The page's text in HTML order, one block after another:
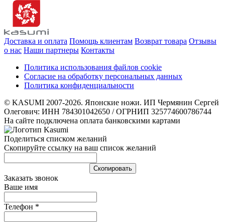
Доставка и оплата Помощь клиентам Возврат товара Отзывы
о нас Наши партнеры Контакты
Политика использования файлов cookie
Согласие на обработку персональных данных
Политика конфиденциальности
© KASUMI 2007-2026. Японские ножи. ИП Чермянин Сергей
Олегович: ИНН 784301042650 / ОГРНИП 325774600786744
На сайте подключена оплата банковскими картами
Поделиться списком желаний
Скопируйте ссылку на ваш список желаний
Cкопировать
Заказать звонок
Ваше имя
Телефон *